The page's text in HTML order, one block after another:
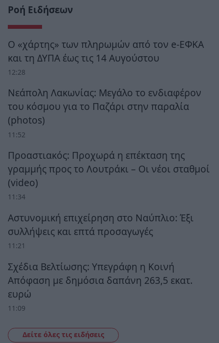
Ροή Ειδήσεων
Ο «χάρτης» των πληρωμών από τον e-ΕΦΚΑ
και τη ΔΥΠΑ έως τις 14 Αυγούστου
12:28
Νεάπολη Λακωνίας: Μεγάλο το ενδιαφέρον
του κόσμου για το Παζάρι στην παραλία
(photos)
11:52
Προαστιακός: Προχωρά η επέκταση της
γραμμής προς το Λουτράκι – Οι νέοι σταθμοί
(video)
11:34
Αστυνομική επιχείρηση στο Ναύπλιο: Έξι
συλλήψεις και επτά προσαγωγές
11:21
Σχέδια Βελτίωσης: Υπεγράφη η Κοινή
Απόφαση με δημόσια δαπάνη 263,5 εκατ.
ευρώ
11:09
Δείτε όλες τις ειδήσεις